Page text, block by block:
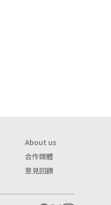
About us
合作媒體
意見回饋